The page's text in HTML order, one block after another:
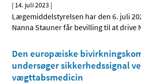
| 14. juli 2023 |
Lægemiddelstyrelsen har den 6. juli
Nanna Stauner får bevilling til at drive
Den europæiske
undersøger sikkerhedssignal
vægttabsmedicin